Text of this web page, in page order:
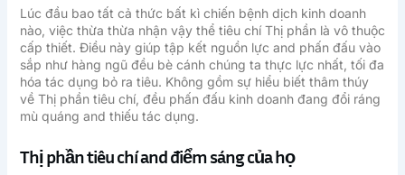
Lúc đầu bao tất cả thức bất kì chiến bệnh dịch kinh doanh
nào, việc thừa thừa nhận vậy thể tiêu chí Thị phần là vô thuộc
cấp thiết. Điều này giúp tập kết nguồn lực and phấn đấu vào
sắp như hàng ngũ đều bè cánh chúng ta thực lực nhất, tối đa
hóa tác dụng bỏ ra tiêu. Không gồm sự hiểu biết thâm thúy
về Thị phần tiêu chí, đều phấn đấu kinh doanh đang đổi ráng
mù quáng and thiếu tác dụng.
Thị phần tiêu chí and điểm sáng của họ